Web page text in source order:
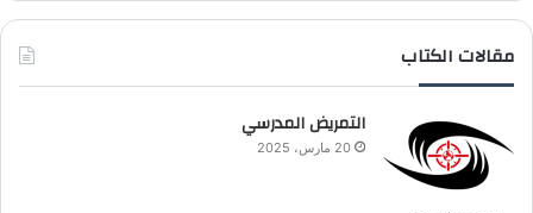
مقالات الكتاب
التمريض المدرسي
20 مارس، 2025